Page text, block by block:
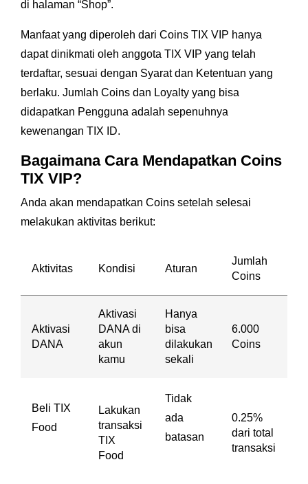
di halaman “Shop”.
Manfaat yang diperoleh dari Coins TIX VIP hanya
dapat dinikmati oleh anggota TIX VIP yang telah
terdaftar, sesuai dengan Syarat dan Ketentuan yang
berlaku. Jumlah Coins dan Loyalty yang bisa
didapatkan Pengguna adalah sepenuhnya
kewenangan TIX ID.
Bagaimana Cara Mendapatkan Coins
TIX VIP?
Anda akan mendapatkan Coins setelah selesai
melakukan aktivitas berikut:
Aktivitas Kondisi Aturan
Jumlah
Coins
Aktivasi
DANA
Aktivasi
DANA di
akun
kamu
Hanya
bisa
dilakukan
sekali
6.000
Coins
Beli TIX
Food
Lakukan
transaksi
TIX
Food
Tidak
ada
batasan
0.25%
dari total
transaksi